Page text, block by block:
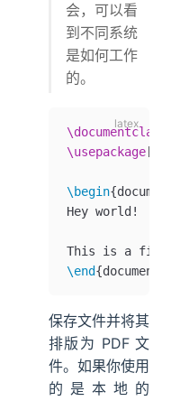
会，可以看
到不同系统
是如何工作
的。
\documentclass
\usepackage
\begin{
Hey world!
This is a first
\end{document
保存文件并将其
排版为 PDF 文
件。如果你使用
的是本地的